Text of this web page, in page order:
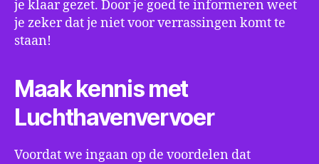
je klaar gezet. Door je goed te informeren weet
je zeker dat je niet voor verrassingen komt te
staan!
Maak kennis met
Luchthavenvervoer
Voordat we ingaan op de voordelen dat